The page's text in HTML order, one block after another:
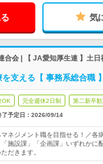
気
合会 | 【 JA愛知厚生連 】土
支える【 事務系総合職 】
OK 完全週休2日制 第二新卒歓
了予定日： 2026/09/14
ネジメント職を目指せる！／各
施設課」「企画課」いずれかに
だきます。